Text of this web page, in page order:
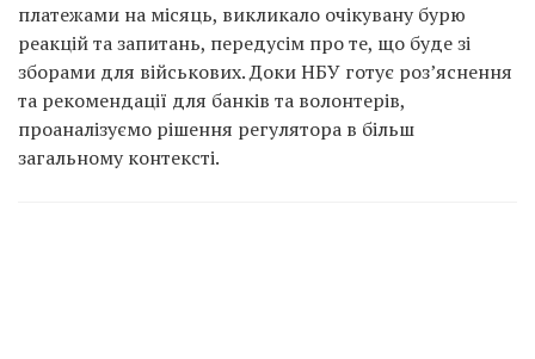
платежами на місяць, викликало очікувану бурю
реакцій та запитань, передусім про те, що буде зі
зборами для військових. Доки НБУ готує роз’яснення
та рекомендації для банків та волонтерів,
проаналізуємо рішення регулятора в більш
загальному контексті.